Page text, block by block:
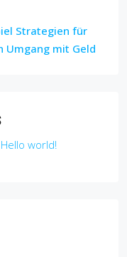
Strategien für
Umgang mit Geld
Hello world!